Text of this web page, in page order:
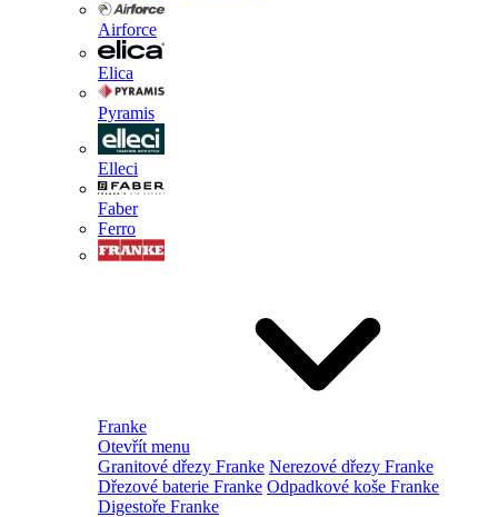
Airforce
Elica
Pyramis
Elleci
Faber
Ferro
Franke
Otevřít menu
Granitové dřezy Franke Nerezové dřezy Franke
Dřezové baterie Franke Odpadkové koše Franke
Digestoře Franke